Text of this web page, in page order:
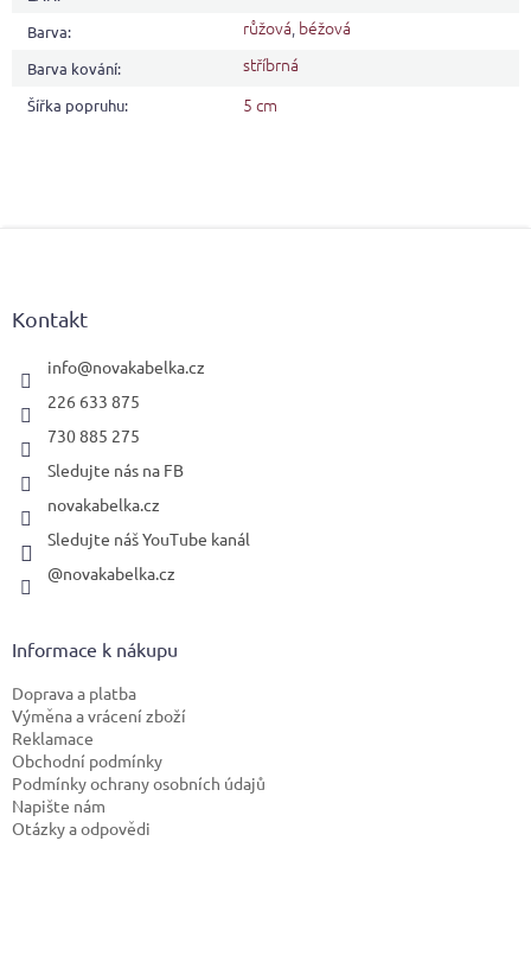
Barva: růžová béžová
Barva kování: stříbrná
Šířka popruhu: 5 cm
Kontakt
info@novakabelka.cz
226 633 875
730 885 275
Sledujte nás na FB
novakabelka.cz
Sledujte náš YouTube kanál
@novakabelka.cz
Informace k nákupu
Doprava a platba
Výměna a vrácení zboží
Reklamace
Obchodní podmínky
Podmínky ochrany osobních údajů
Napište nám
Otázky a odpovědi